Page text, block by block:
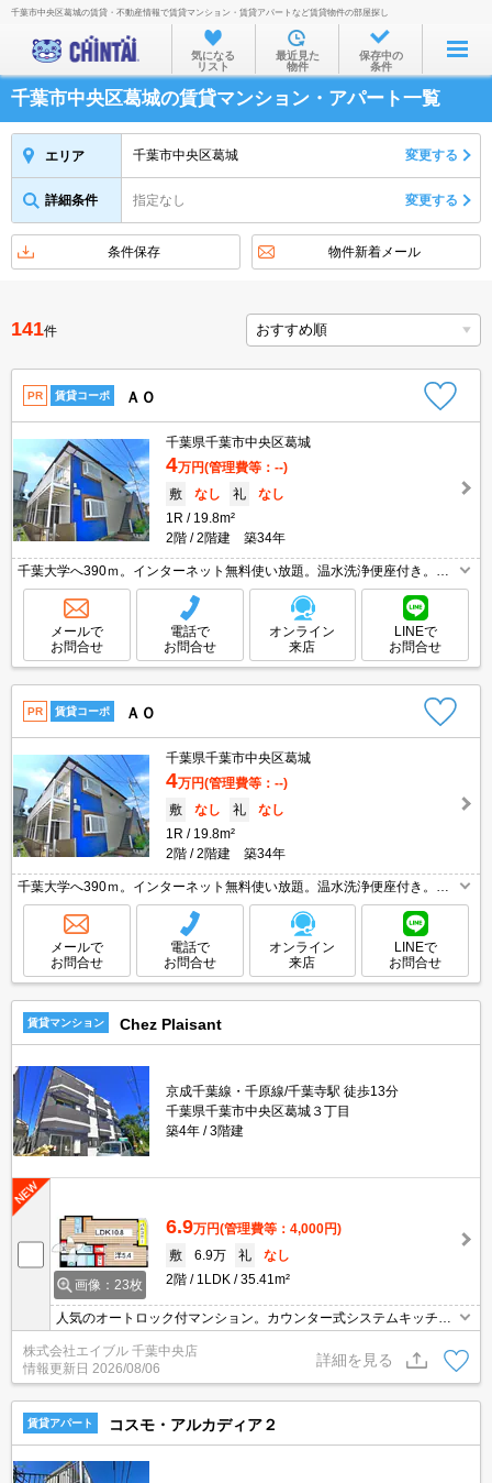
お部屋を探す
沿線・駅から
住所から
家賃相場から
物件特集から
不動産会社から
TOP
千葉市中央区葛城の賃貸・不動産情報で賃貸マンション・賃貸アパートなど賃貸物件の部屋探し
気になる
リスト
最近見た
物件
保存中の
条件
千葉市中央区葛城の賃貸マンション・アパート一覧
エリア 千葉市中央区葛城 変更する
詳細条件 指定なし 変更する
条件保存 物件新着メール
141件
PR 賃貸コーポ ＡＯ
千葉県千葉市中央区葛城
4万円(管理費等：--)
敷
なし 礼
なし
1R
19.8m²
2階
2階建 築34年
千葉大学へ390ｍ。インターネット無料使い放題。温水洗浄便座付き。経
済的な都市ガス使用。ガスコンロ設置可。TVインターホン付き。バス・ト
イレ別。月額損害保険料等980円。引越指定業者あり。
メールで
お問合せ
電話で
お問合せ
オンライン
来店
LINEで
お問合せ
PR 賃貸コーポ ＡＯ
千葉県千葉市中央区葛城
4万円(管理費等：--)
敷
なし 礼
なし
1R
19.8m²
2階
2階建 築34年
千葉大学へ390ｍ。インターネット無料使い放題。温水洗浄便座付き。経
済的な都市ガス使用。ガスコンロ設置可。TVインターホン付き。バス・ト
イレ別。月額損害保険料等980円。引越指定業者あり。
メールで
お問合せ
電話で
お問合せ
オンライン
来店
LINEで
お問合せ
賃貸マンション Chez Plaisant
京成千葉線・千原線/千葉寺駅 徒歩13分
千葉県千葉市中央区葛城３丁目
築4年
3階建
画像：23枚
6.9万円(管理費等：4,000円)
敷
6.9万 礼
なし
2階
1LDK 35.41m²
人気のオートロック付マンション。カウンター式システムキッチ
ン。カウンター式システムキッチン。インターネット無料使い放
題。エアコン2基付き。浴室乾燥機付。敷地内防犯カメラ設置。追
い焚き機能付きバス。
株式会社エイブル 千葉中央店
情報更新日 2026/08/06
詳細を見る
賃貸アパート コスモ・アルカディア２